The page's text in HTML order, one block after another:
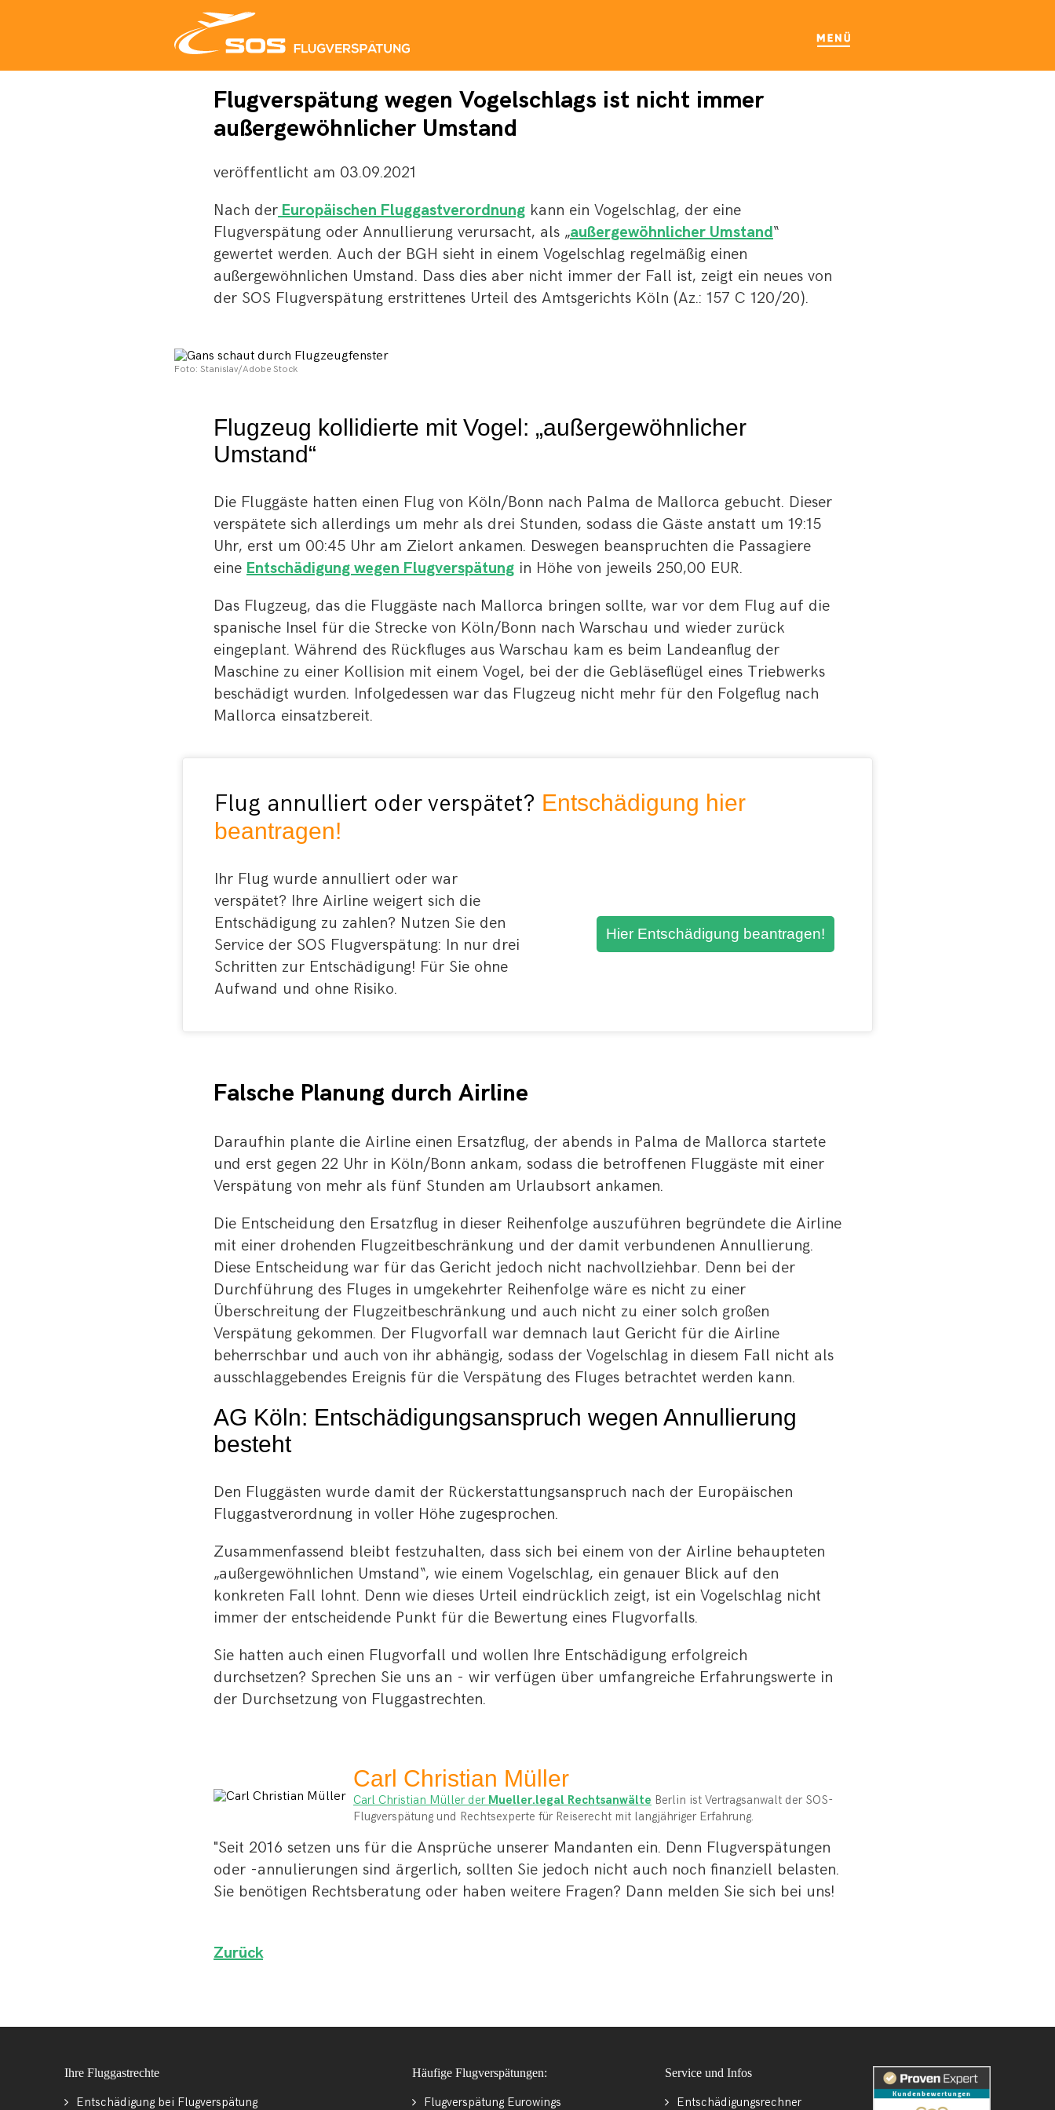
Flugverspätung wegen Vogelschlags ist nicht immer
außergewöhnlicher Umstand
veröffentlicht am 03.09.2021
Nach der Europäischen Fluggastverordnung kann ein Vogelschlag, der eine
Flugverspätung oder Annullierung verursacht, als „außergewöhnlicher Umstand“
gewertet werden. Auch der BGH sieht in einem Vogelschlag regelmäßig einen
außergewöhnlichen Umstand. Dass dies aber nicht immer der Fall ist, zeigt ein neues von
der SOS Flugverspätung erstrittenes Urteil des Amtsgerichts Köln (Az.: 157 C 120/20).
Foto: Stanislav/Adobe Stock
Flugzeug kollidierte mit Vogel: „außergewöhnlicher
Umstand“
Die Fluggäste hatten einen Flug von Köln/Bonn nach Palma de Mallorca gebucht. Dieser
verspätete sich allerdings um mehr als drei Stunden, sodass die Gäste anstatt um 19:15
Uhr, erst um 00:45 Uhr am Zielort ankamen. Deswegen beanspruchten die Passagiere
eine Entschädigung wegen Flugverspätung in Höhe von jeweils 250,00 EUR.
Das Flugzeug, das die Fluggäste nach Mallorca bringen sollte, war vor dem Flug auf die
spanische Insel für die Strecke von Köln/Bonn nach Warschau und wieder zurück
eingeplant. Während des Rückfluges aus Warschau kam es beim Landeanflug der
Maschine zu einer Kollision mit einem Vogel, bei der die Gebläseflügel eines Triebwerks
beschädigt wurden. Infolgedessen war das Flugzeug nicht mehr für den Folgeflug nach
Mallorca einsatzbereit.
Flug annulliert oder verspätet? Entschädigung hier
beantragen!
Ihr Flug wurde annulliert oder war
verspätet? Ihre Airline weigert sich die
Entschädigung zu zahlen? Nutzen Sie den
Service der SOS Flugverspätung: In nur drei
Schritten zur Entschädigung! Für Sie ohne
Aufwand und ohne Risiko.
Hier Entschädigung beantragen!
Falsche Planung durch Airline
Daraufhin plante die Airline einen Ersatzflug, der abends in Palma de Mallorca startete
und erst gegen 22 Uhr in Köln/Bonn ankam, sodass die betroffenen Fluggäste mit einer
Verspätung von mehr als fünf Stunden am Urlaubsort ankamen.
Die Entscheidung den Ersatzflug in dieser Reihenfolge auszuführen begründete die Airline
mit einer drohenden Flugzeitbeschränkung und der damit verbundenen Annullierung.
Diese Entscheidung war für das Gericht jedoch nicht nachvollziehbar. Denn bei der
Durchführung des Fluges in umgekehrter Reihenfolge wäre es nicht zu einer
Überschreitung der Flugzeitbeschränkung und auch nicht zu einer solch großen
Verspätung gekommen. Der Flugvorfall war demnach laut Gericht für die Airline
beherrschbar und auch von ihr abhängig, sodass der Vogelschlag in diesem Fall nicht als
ausschlaggebendes Ereignis für die Verspätung des Fluges betrachtet werden kann.
AG Köln: Entschädigungsanspruch wegen Annullierung
besteht
Den Fluggästen wurde damit der Rückerstattungsanspruch nach der Europäischen
Fluggastverordnung in voller Höhe zugesprochen.
Zusammenfassend bleibt festzuhalten, dass sich bei einem von der Airline behaupteten
„außergewöhnlichen Umstand“, wie einem Vogelschlag, ein genauer Blick auf den
konkreten Fall lohnt. Denn wie dieses Urteil eindrücklich zeigt, ist ein Vogelschlag nicht
immer der entscheidende Punkt für die Bewertung eines Flugvorfalls.
Sie hatten auch einen Flugvorfall und wollen Ihre Entschädigung erfolgreich
durchsetzen? Sprechen Sie uns an - wir verfügen über umfangreiche Erfahrungswerte in
der Durchsetzung von Fluggastrechten.
Carl Christian Müller
Carl Christian Müller der Mueller.legal Rechtsanwälte Berlin ist Vertragsanwalt der SOS-
Flugverspätung und Rechtsexperte für Reiserecht mit langjähriger Erfahrung.
"Seit 2016 setzen uns für die Ansprüche unserer Mandanten ein. Denn Flugverspätungen
oder -annulierungen sind ärgerlich, sollten Sie jedoch nicht auch noch finanziell belasten.
Sie benötigen Rechtsberatung oder haben weitere Fragen? Dann melden Sie sich bei uns!
Zurück
Ihre Fluggastrechte
Entschädigung bei Flugverspätung
Häufige Flugverspätungen:
Flugverspätung Eurowings
Service und Infos
Entschädigungsrechner